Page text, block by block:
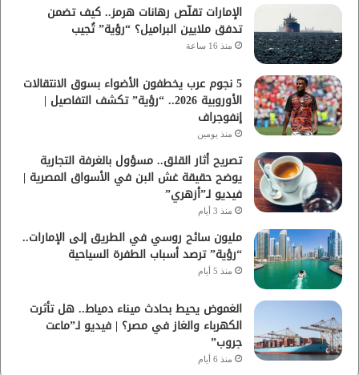
الإمارات تقلّص رهانات هرمز.. كيف تضمن
تدفق ملايين البراميل؟ “رؤية” تُجيب
منذ 16 ساعة
5 نجوم عرب يخطفون الأضواء بسوق الانتقالات
الأوروبية 2026.. “رؤية” تكشف التفاصيل |
إنفوجراف
منذ يومين
تصريح أثار القلق.. مسؤول بالغرفة التجارية
يوضح حقيقة غش البن في الأسواق المصرية |
فيديو لـ”أزهري”
منذ 3 أيام
مليون سائح روسي في الطريق إلى الإمارات..
“رؤية” ترصد أسباب الطفرة السياحية
منذ 5 أيام
الغموض يحيط بحادث ميناء دمياط.. هل تأثرت
الكهرباء والغاز في مصر؟ | فيديو لـ”ماعت
جروب”
منذ 6 أيام